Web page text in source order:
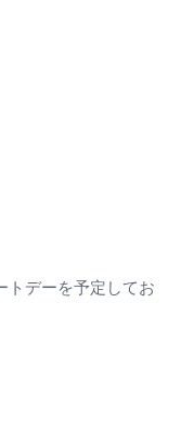
トデーを予定してお